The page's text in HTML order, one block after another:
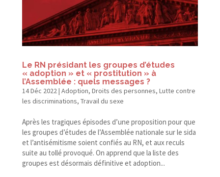
Le RN présidant les groupes d’études
« adoption » et « prostitution » à
l’Assemblée : quels messages ?
14 Déc 2022| Adoption, Droits des personnes, Lutte contre
les discriminations, Travail du sexe
Après les tragiques épisodes d’une proposition pour que
les groupes d’études de l’Assemblée nationale sur le sida
et l’antisémitisme soient confiés au RN, et aux reculs
suite au tollé provoqué. On apprend que la liste des
groupes est désormais définitive et adoption...